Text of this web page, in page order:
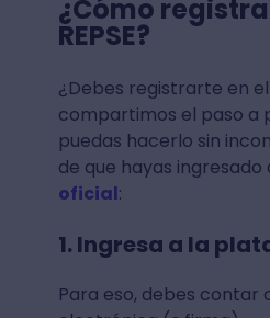
¿Cómo
REPSE?
¿Debes registrarte en el
compartimos el paso a
puedas hacerlo sin
de que hayas ingresado
oficial:
1. Ingresa a la
Para eso, debes contar